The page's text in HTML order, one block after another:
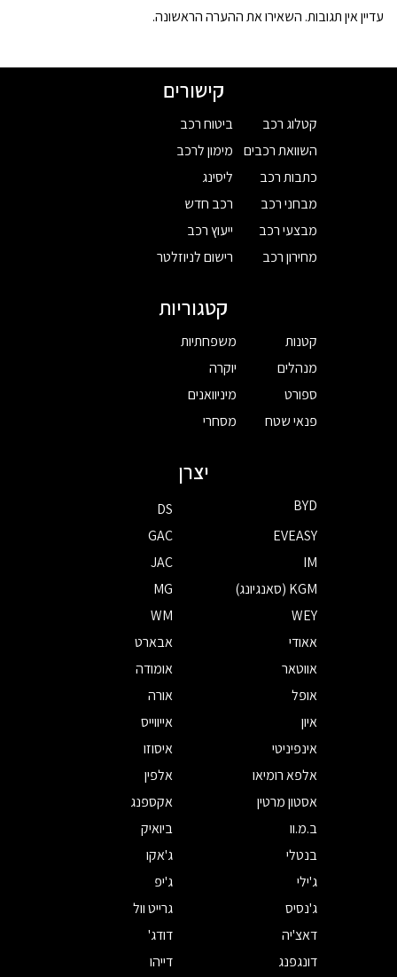
עדיין אין תגובות. השאירו את ההערה הראשונה.
קישורים
קטלוג רכב
השוואת רכבים
כתבות רכב
מבחני רכב
מבצעי רכב
מחירון רכב
ביטוח רכב
מימון לרכב
ליסינג
רכב חדש
ייעוץ רכב
רישום לניוזלטר
קטגוריות
קטנות
מנהלים
ספורט
פנאי שטח
משפחתיות
יוקרה
מיניוואנים
מסחרי
יצרן
BYD
DS
EVEASY
GAC
IM
JAC
KGM (סאנגיונג)
MG
WEY
WM
אאודי
אבארט
אווטאר
אומודה
אופל
אורה
איון
אייווייס
אינפיניטי
איסוזו
אלפא רומיאו
אלפין
אסטון מרטין
אקספנג
ב.מ.וו
ביואיק
בנטלי
ג'אקו
ג'ילי
ג'יפ
ג'נסיס
גרייט וול
דאצ'יה
דודג'
דונגפנג
דייהו